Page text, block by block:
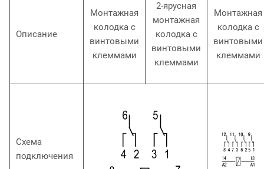
Описание
Монтажная
колодка с
винтовыми
клеммами
2-ярусная
монтажная
колодка с
винтовыми
клеммами
Монтажная
колодка с
винтовыми
клеммами
Схема
подключения